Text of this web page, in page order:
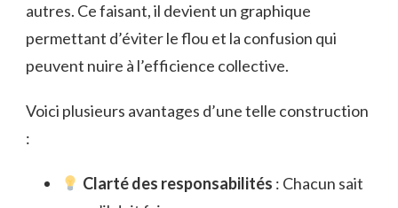
autres. Ce faisant, il devient un graphique
permettant d’éviter le flou et la confusion qui
peuvent nuire à l’efficience collective.
Voici plusieurs avantages d’une telle construction
:
Clarté des responsabilités : Chacun sait